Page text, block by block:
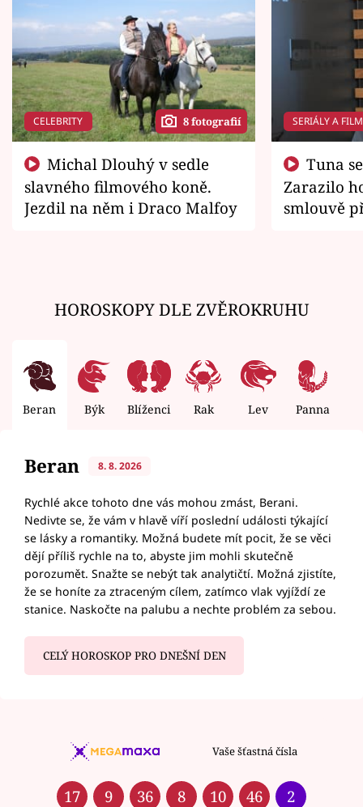
CELEBRITY 8 fotografií
slavného filmového koně.
Jezdil na něm i Draco Malfoy
SERIÁLY A
Zarazilo
smlouvě
HOROSKOPY DLE ZVĚROKRUHU
Beran Býk Blíženci Rak Lev Panna
Beran 8. 8. 2026
Rychlé akce tohoto dne vás mohou zmást, Berani.
Nedivte se, že vám v hlavě víří poslední události týkající
se lásky a romantiky. Možná budete mít pocit, že se věci
dějí příliš rychle na to, abyste jim mohli skutečně
porozumět. Snažte se nebýt tak analytičtí. Možná zjistíte,
že se honíte za ztraceným cílem, zatímco vlak vyjíždí ze
stanice. Naskočte na palubu a nechte problém za sebou.
CELÝ HOROSKOP PRO DNEŠNÍ DEN
Vaše šťastná čísla
17 9 36 8 10 46 2